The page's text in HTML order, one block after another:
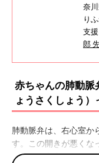
奈
り
支
郎
赤ちゃんの肺動脈
ょうさくしょう）
肺動脈弁は、右心室か
す。この開きが悪くな
なり、右心室に負担が